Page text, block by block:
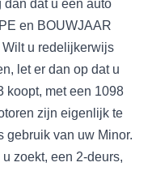
dat u een auto
en BOUWJAAR
u redelijkerwijs
let er dan op dat u
koopt, met een 1098
zijn eigenlijk te
gebruik van uw Minor.
zoekt, een 2-deurs,